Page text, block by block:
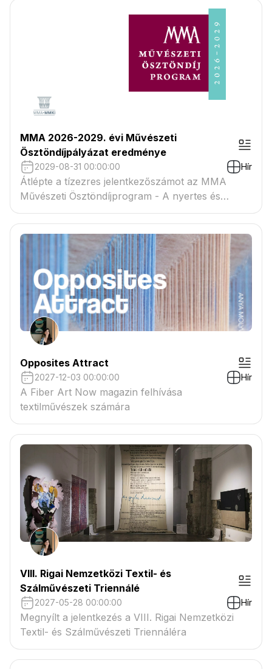
MMA 2026-2029. évi Művészeti
Ösztöndíjpályázat eredménye
2029-08-31 00:00:00 Hír
Átlépte a tízezres jelentkezőszámot az MMA
Művészeti Ösztöndíjprogram - A nyertes és
tartaléklistás pályázók névsora megtekinthető a
csatolmányban
Opposites Attract
2027-12-03 00:00:00 Hír
A Fiber Art Now magazin felhívása
textilművészek számára
VIII. Rigai Nemzetközi Textil- és
Szálművészeti Triennálé
2027-05-28 00:00:00 Hír
Megnyílt a jelentkezés a VIII. Rigai Nemzetközi
Textil- és Szálművészeti Triennáléra